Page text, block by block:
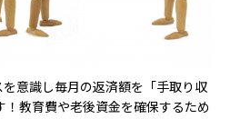
意識し毎月の返済額を「手取り収
教育費や老後資金を確保するため